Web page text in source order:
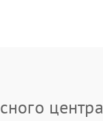
центра